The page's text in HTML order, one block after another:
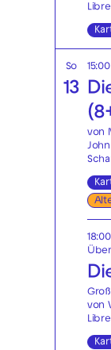
So
13
15:00
von
18:00
von